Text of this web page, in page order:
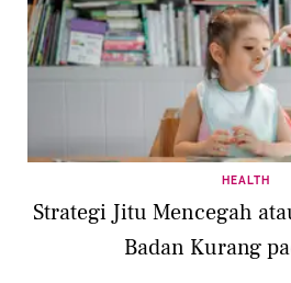
HEALTH
Strategi Jitu Mencegah
Badan Kurang